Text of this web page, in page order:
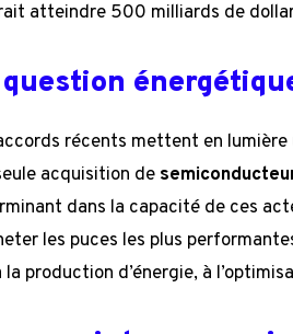
atteindre 500 milliards de
récents mettent en lumière
acquisition de
dans la capacité de ces
les puces les plus
la production d’énergie, à